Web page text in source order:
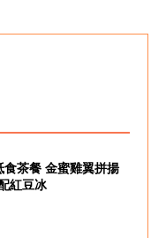
食茶餐 金蜜雞翼拼揚
紅豆冰